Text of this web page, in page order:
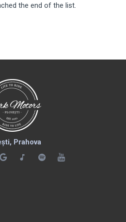
the end of the list.
Prahova